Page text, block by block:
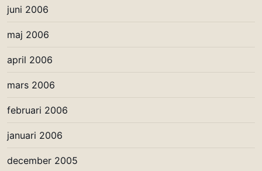
juni 2006
maj 2006
april 2006
mars 2006
februari 2006
januari 2006
december 2005